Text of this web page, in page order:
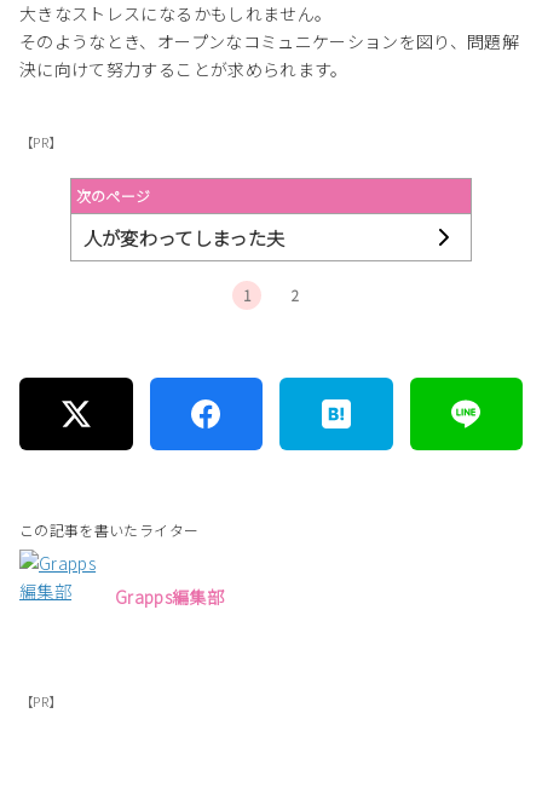
大きなストレスになるかもしれません。
そのようなとき、オープンなコミュニケーションを図り、問題解
決に向けて努力することが求められます。
【PR】
次のページ
人が変わってしまった夫
1 2
この記事を書いたライター
Grapps編集部
【PR】